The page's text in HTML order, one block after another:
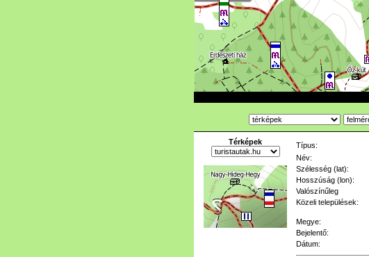
Térképek Típus:
Név:
Szélesség (lat):
Hosszúság (lon):
Valószínűleg
Közeli települések:
Megye:
Bejelentő:
Dátum: